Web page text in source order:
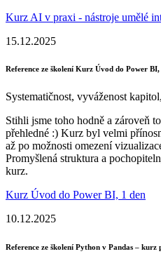
Kurz AI v praxi - nástroje umělé
15.12.2025
Reference ze školení Kurz Úvod do Power BI,
Systematičnost, vyváženost
Stihli jsme toho hodně a zároveň
přehledné :) Kurz byl velmi
až po možnosti omezení
Promyšlená struktura a
kurz.
Kurz Úvod do Power BI, 1 den
10.12.2025
Reference ze školení Python v Pandas –